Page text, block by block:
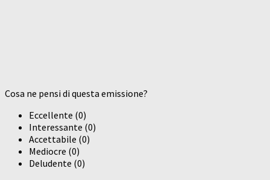
Cosa ne pensi di questa emissione?
Eccellente (0)
Interessante (0)
Accettabile (0)
Mediocre (0)
Deludente (0)